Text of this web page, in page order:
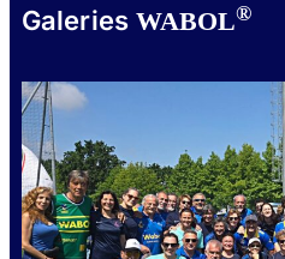
Galeries WABOL®